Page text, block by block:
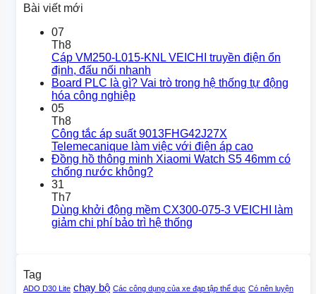
Bài viết mới
07
Th8
Cáp VM250-L015-KNL VEICHI truyền điện ổn
định, đấu nối nhanh
Board PLC là gì? Vai trò trong hệ thống tự động
hóa công nghiệp
05
Th8
Công tắc áp suất 9013FHG42J27X
Telemecanique làm việc với điện áp cao
Đồng hồ thông minh Xiaomi Watch S5 46mm có
chống nước không?
31
Th7
Dùng khởi động mềm CX300-075-3 VEICHI làm
giảm chi phí bảo trì hệ thống
Tag
ADO D30 Lite chạy bộ Các công dụng của xe đạp tập thể dục Có nên luyện